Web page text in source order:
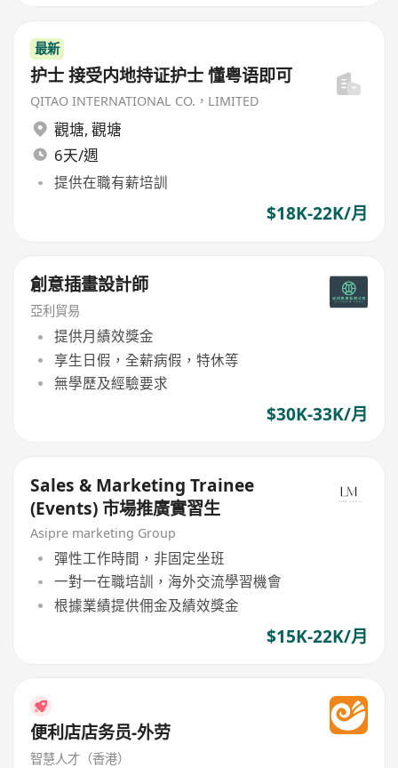
最新
护士 接受内地持证护士 懂粤语即可
QITAO INTERNATIONAL CO.，LIMITED
觀塘, 觀塘
6天/週
提供在職有薪培訓
$18K-22K/月
創意插畫設計師
亞利貿易
提供月績效獎金
享生日假，全薪病假，特休等
無學歷及經驗要求
$30K-33K/月
Sales & Marketing Trainee
(Events) 市場推廣實習生
Asipre marketing Group
彈性工作時間，非固定坐班
一對一在職培訓，海外交流學習機會
根據業績提供佣金及績效獎金
$15K-22K/月
便利店店务员-外劳
智慧人才（香港）